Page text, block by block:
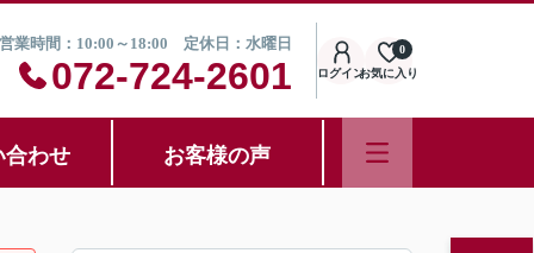
営業時間：10:00～18:00 定休日：水曜日
072-724-2601 ログインお気に入り
0
合わせ お客様の声